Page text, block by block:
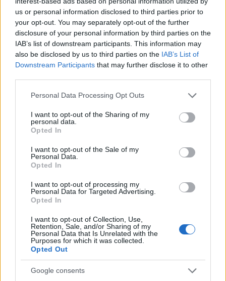
us or personal information disclosed to third parties prior to
your opt-out. You may separately opt-out of the further
disclosure of your personal information by third parties on the
IAB’s list of downstream participants. This information may
also be disclosed by us to third parties on the IAB’s List of
Downstream Participants that may further disclose it to other
Please note that this website/app uses one or more Google
not limited to your visit or usage behaviour. You may click to
grant or deny consent to Google and its third-party tags to
use your data for below specified purposes in below Google
consent section.
Personal Data Processing Opt Outs
I want to opt-out of the Sharing of my
personal data.
Opted In
I want to opt-out of the Sale of my
Personal Data.
Opted In
I want to opt-out of processing my
Personal Data for Targeted Advertising.
Opted In
I want to opt-out of Collection, Use,
Retention, Sale, and/or Sharing of my
Personal Data that Is Unrelated with the
Purposes for which it was collected.
Opted Out
Google consents
közönség. A tapsmérőn tehát elbukott, a köhögésmérőn
átment a közönség, legalábbisZukerman előadása alatt.
Sajnos Strauss már nem járt ilyen jól. A közönség köhögés-
visszafojtva élt együtt a muzsikával a hegedűverseny alatt,
ami egyértelműen a maestro szuggesztivitását mutatja.
Pinchas Zukerman 45 éves pályája alatt minden elismerést
kivívott, itthoni népszerűsége is töretlen évtizedek óta.
technikájának, de mély átélésének, sallangmentes, minden
handabandázást nélkülöző, szuggesztív játékának is
köszönheti. Mindehhez csak hozzátesz Guarnerius del Ges?-
hegedűjének csodálatos hangja. Zukerman rengeteg
első tétel nagy kadenciájában érték el tetőpontjukat, ehhez
mesés, puha pizzicatókkal csatlakozott be a zenekar. A
hatalmas erőket és érzelmeket kavaró első tétel után
szépen pihent meg a második. Finom fagottjáték
emelkedett ki a pasztellszínű zenekari játékból, az újabb
pizzicatók mint megannyi esőcsepp hullottak a hegedű
szólójára. Ennek a tételnek a kadenciájában Zukerman lelket